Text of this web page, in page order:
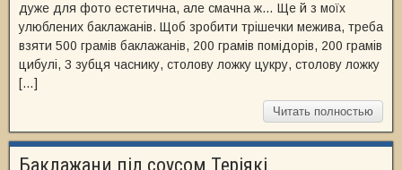
дуже для фото естетична, але смачна ж… Ще й з моїх
улюблених баклажанів. Щоб зробити трішечки межива, треба
взяти 500 грамів баклажанів, 200 грамів помідорів, 200 грамів
цибулі, 3 зубця часнику, столову ложку цукру, столову ложку
[…]
Читать полностью
Баклажани під соусом Теріякі